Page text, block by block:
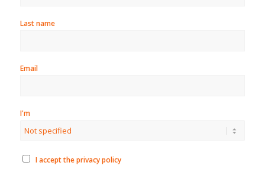
Last name
Email
I'm
I accept the privacy policy